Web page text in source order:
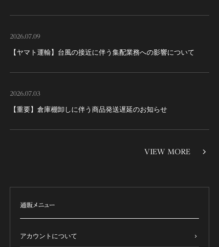
2026.07.09
【ヤマト運輸】台風の接近に伴う集配業務への影響について
2026.07.03
【重要】倉庫棚卸しに伴う商品発送遅延のお知らせ
VIEW MORE
通販メニュー
アカウントについて